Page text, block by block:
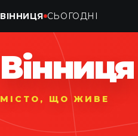
ВІННИЦЯ СЬОГОДНІ
Вінниця
МІСТО, ЩО ЖИВЕ